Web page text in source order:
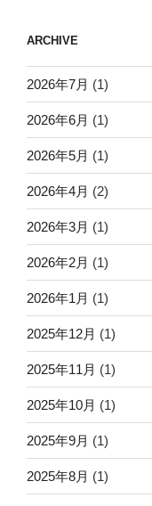
ARCHIVE
2026年7月 (1)
2026年6月 (1)
2026年5月 (1)
2026年4月 (2)
2026年3月 (1)
2026年2月 (1)
2026年1月 (1)
2025年12月 (1)
2025年11月 (1)
2025年10月 (1)
2025年9月 (1)
2025年8月 (1)